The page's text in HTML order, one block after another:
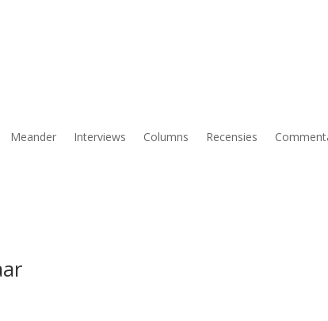
Meander Interviews Columns Recensies